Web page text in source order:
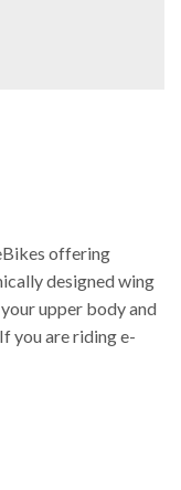
offering
designed wing
upper body and
you are riding e-